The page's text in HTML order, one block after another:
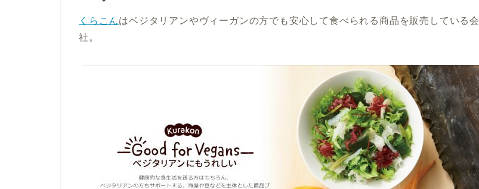
くらこんはベジタリアンやヴィーガンの方でも安心して食べられる商品を販売している会
社。